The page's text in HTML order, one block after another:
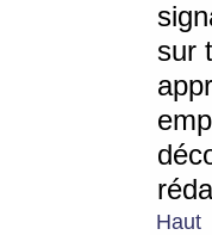
sur
Haut